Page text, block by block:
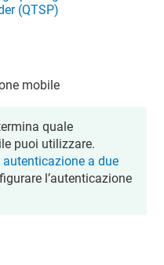
(QTSP)
mobile
quale
puoi utilizzare.
autenticazione a due
l’autenticazione